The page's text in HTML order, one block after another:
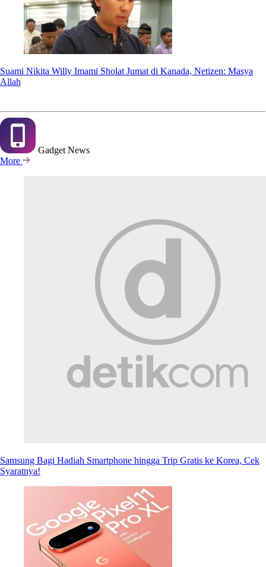
Suami Nikita Willy Imami Sholat Jumat di Kanada, Netizen: Masya
Allah
Gadget News
More
Samsung Bagi Hadiah Smartphone hingga Trip Gratis ke Korea, Cek
Syaratnya!